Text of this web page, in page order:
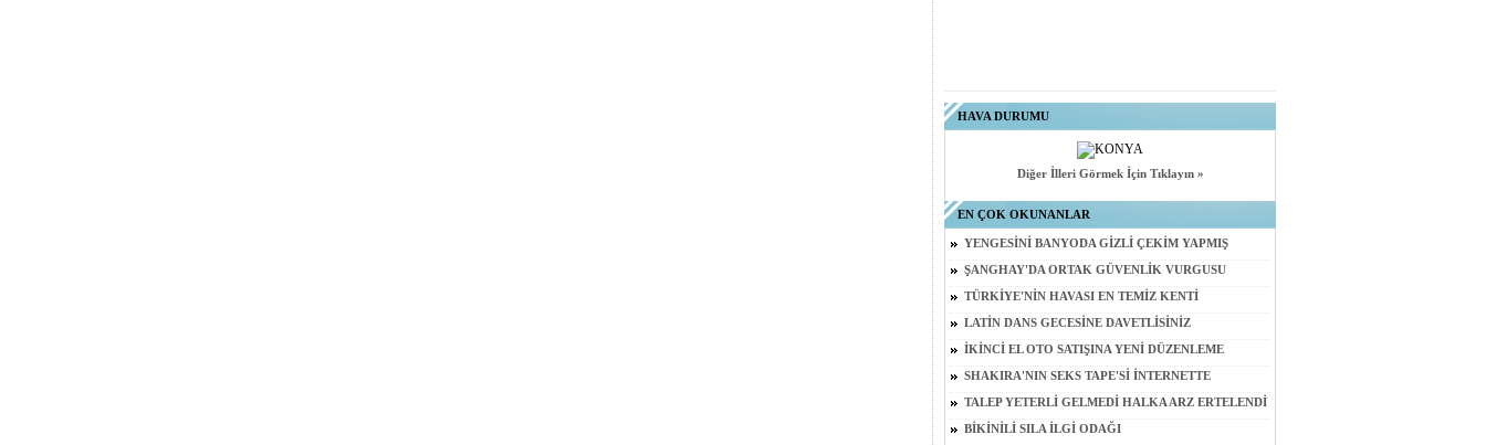
HAVA DURUMU
Diğer İlleri Görmek İçin Tıklayın »
EN ÇOK OKUNANLAR
YENGESİNİ BANYODA GİZLİ ÇEKİM YAPMIŞ
ŞANGHAY'DA ORTAK GÜVENLİK VURGUSU
TÜRKİYE'NİN HAVASI EN TEMİZ KENTİ
LATİN DANS GECESİNE DAVETLİSİNİZ
İKİNCİ EL OTO SATIŞINA YENİ DÜZENLEME
SHAKIRA'NIN SEKS TAPE'Sİ İNTERNETTE
TALEP YETERLİ GELMEDİ HALKA ARZ ERTELENDİ
BİKİNİLİ SILA İLGİ ODAĞI